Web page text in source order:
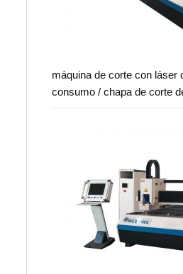
máquina de corte con láser
consumo / chapa de corte